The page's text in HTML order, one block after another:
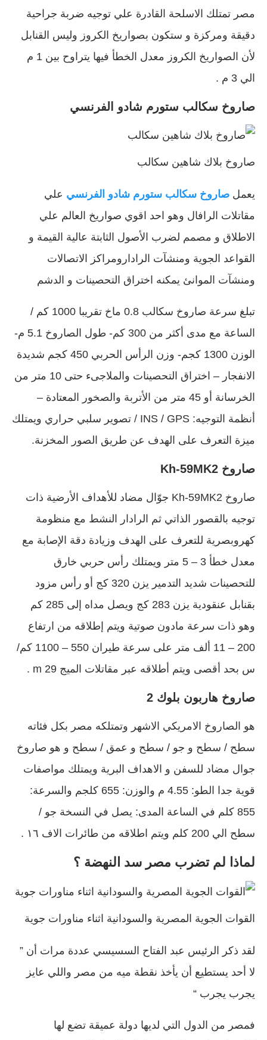
مصر تمتلك الاسلحة القادرة علي توجيه ضربة جراحية
دقيقة ومركزة و ستكون بصواريخ الكروز وليس القنابل
لأن الصواريخ الكروز معدل الخطأ فيها يتراوح بين 1 م
الي 3 م .
صاروخ سكالب ستورم شادو الفرنسي
صاروخ بلاك شاهين سكالب
يعمل صاروخ سكالب ستورم شادو الفرنسي علي
مقاتلات الرافال وهو احد اقوي صواريخ العالم علي
الاطلاق و مصمم لضرب الأصول الثابتة عالية القيمة و
القواعد الجوية ومنشآت الرادارومراكز الاتصالات
ومنشآت الموانئ يمكنه اختراق التحصينات و الدشم
تبلغ سرعة صاروخ سكالب 0.8 ماخ تقريبا 1000 كم /
الساعة مع مدى أكثر من 300 كم- طول الصاروخ 5.1 م-
الوزن 1300 كجم- وزن الرأس الحربي 450 كجم شديدة
الانفجار – اختراق التحصينات والملاجىء حتى 10 متر من
الخرسانة أو 45 متر من الأتربة والصخور المعتادة –
أنظمة التوجيه: INS / GPS / تصوير سلبي حراري ويمتلك
ميزة التعرف على الهدف عن طريق الصور المخزنة.
صاروخ Kh-59MK2
صاروخ Kh-59MK2 جوّال مضاد للأهداف الأرضية ذات
توجيه بالقصور الذاتي ثم الرادار النشط مع منظومة
كهروبصرية للتعرف على الهدف وزيادة دقة الإصابة مع
معدل خطأ 3 – 5 متر ويمتلك رأس حربي خارق
للتحصينات شديد التدمير يزن 320 كج أو رأس مزود
بقنابل عنقودية يزن 283 كج ويصل مداه إلى 285 كم
وهو ذات سرعة مادون صوتية ويتم إطلاقه من ارتفاع
200 – 11 ألف متر على سرعة طيران 550 – 1100 كم/
س بحد أقصى ويتم أطلاقه عبر مقاتلات الميج 29 m .
صاروخ هاربون بلوك 2
هو الصاروخ الامريكي الاشهر وتمتلكه مصر بكل فئاته
سطح / سطح و جو / سطح و عمق / سطح و هو صاروخ
جوال مضاد للسفن و الاهداف البرية ويمتلك مواصفات
قوية جدا الطو: 4.55 م والوزن: 655 كلجم والسرعة:
855 كلم في الساعة المدى: يصل في النسخة جو /
سطح الي 200 كلم ويتم اطلاقه من طائرات الاف ١٦ .
لماذا لم تضرب مصر سد النهضة ؟
القوات الجوية المصرية والسودانية اثناء مناورات جوية
لقد ذكر الرئيس عبد الفتاح السسيسي عددة مرات أن ”
لا أحد يستطيع أن يأخذ نقطة ميه من مصر واللي عايز
يجرب يجرب “
فمصر من الدول التي لديها دولة عميقة تضع لها